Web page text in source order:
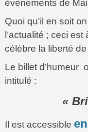
évènements de
Quoi qu’il en soit
l’actualité ; ceci
célèbre la liberté
Le billet d’humeur
intitulé :
«
Il est accessible